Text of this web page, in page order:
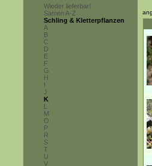
Wieder lieferbar!
Samen A-Z
Schling & Kletterpflanzen
A
B
C
D
E
F
G
H
I
J
K
L
M
O
P
R
S
T
U
V